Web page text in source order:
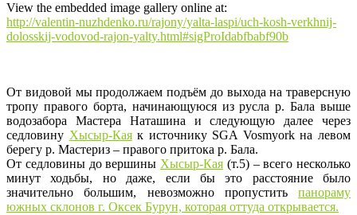
View the embedded image gallery online at:
http://valentin-nuzhdenko.ru/rajony/yalta-laspi/uch-kosh-verkhnij-
dolosskij-vodovod-rajon-yalty.html#sigProIdabfbabf90b
От видовой мы продолжаем подъём до выхода на траверсную
тропу правого борта, начинающуюся из русла р. Бала выше
водозабора Мастера Наташина и следующую далее через
седловину Хысыр-Каяк источнику SGA Vosmyork на левом
берегу р. Мастериз – правого притока р. Бала.
От седловины до вершины Хысыр-Кая (т.5) – всего несколько
минут ходьбы, но даже, если бы это расстояние было
значительно большим, невозможно пропустить панораму
южных склонов г. Оксек Бурун, которая оттуда открывается.